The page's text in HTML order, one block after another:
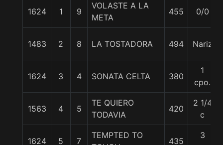
1624 1 9
VOLASTE A LA
META
455 0/0
1483 2 8 LA TOSTADORA 494 Nariz
1624 3 4 SONATA CELTA 380
1
cpo.
1563 4 5
TE QUIERO
TODAVIA
420
2 1/4
c
1624 5 7
TEMPTED TO
435
3